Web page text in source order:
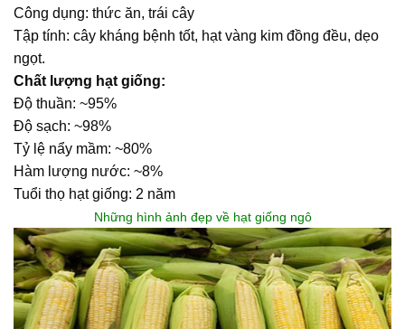
Công dụng: thức ăn, trái cây
Tập tính: cây kháng bệnh tốt, hạt vàng kim đồng đều, dẹo
ngọt.
Chất lượng hạt giống:
Độ thuần: ~95%
Độ sạch: ~98%
Tỷ lệ nẩy mầm: ~80%
Hàm lượng nước: ~8%
Tuổi thọ hạt giống: 2 năm
Những hình ảnh đẹp về hạt giống ngô